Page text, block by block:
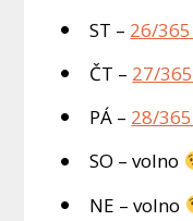
ST – 26/
ČT – 27/
PÁ – 28/
SO – volno
NE – volno